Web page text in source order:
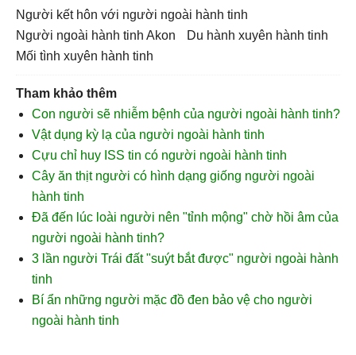
người kết hôn với người ngoài hành tinh
người ngoài hành tinh Akon
du hành xuyên hành tinh
Mối tình xuyên hành tinh
Tham khảo thêm
Con người sẽ nhiễm bệnh của người ngoài hành tinh?
Vật dụng kỳ lạ của người ngoài hành tinh
Cựu chỉ huy ISS tin có người ngoài hành tinh
Cây ăn thịt người có hình dạng giống người ngoài
hành tinh
Đã đến lúc loài người nên "tỉnh mộng" chờ hồi âm của
người ngoài hành tinh?
3 lần người Trái đất "suýt bắt được" người ngoài hành
tinh
Bí ẩn những người mặc đồ đen bảo vệ cho người
ngoài hành tinh